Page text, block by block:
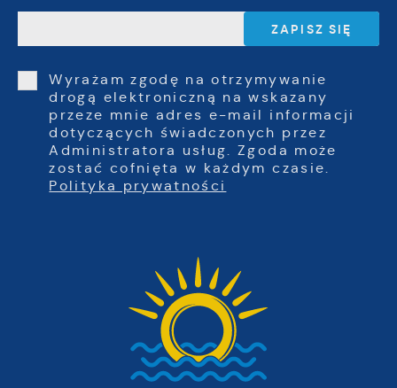
Wyrażam zgodę na otrzymywanie
drogą elektroniczną na wskazany
przeze mnie adres e-mail informacji
dotyczących świadczonych przez
Administratora usług. Zgoda może
zostać cofnięta w każdym czasie.
Polityka prywatności